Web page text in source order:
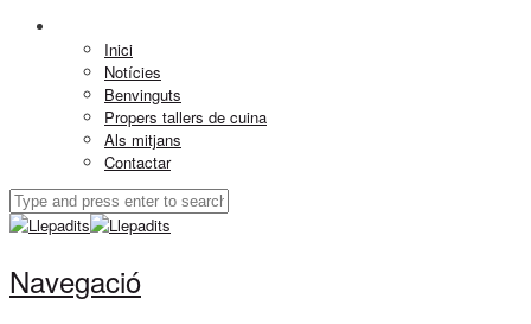
Inici
Notícies
Benvinguts
Propers tallers de cuina
Als mitjans
Contactar
Navegació